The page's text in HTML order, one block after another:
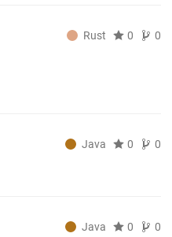
Rust 0 0
Java 0 0
Java 0 0